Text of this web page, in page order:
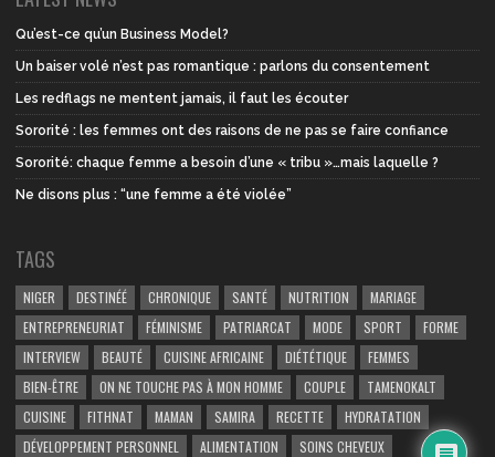
Qu’est-ce qu’un Business Model?
Un baiser volé n’est pas romantique : parlons du consentement
Les redflags ne mentent jamais, il faut les écouter
Sororité : les femmes ont des raisons de ne pas se faire confiance
Sororité: chaque femme a besoin d’une « tribu »…mais laquelle ?
Ne disons plus : “une femme a été violée”
TAGS
NIGER DESTINÉÉ CHRONIQUE SANTÉ NUTRITION
MARIAGE
ENTREPRENEURIAT
FÉMINISME PATRIARCAT MODE SPORT
FORME
INTERVIEW
BEAUTÉ CUISINE AFRICAINE DIÉTÉTIQUE
FEMMES
BIEN-ÊTRE
ON NE TOUCHE PAS À MON HOMME COUPLE
TAMENOKALT
CUISINE
FITHNAT MAMAN SAMIRA RECETTE
HYDRATATION
DÉVELOPPEMENT PERSONNEL
ALIMENTATION SOINS CHEVEUX